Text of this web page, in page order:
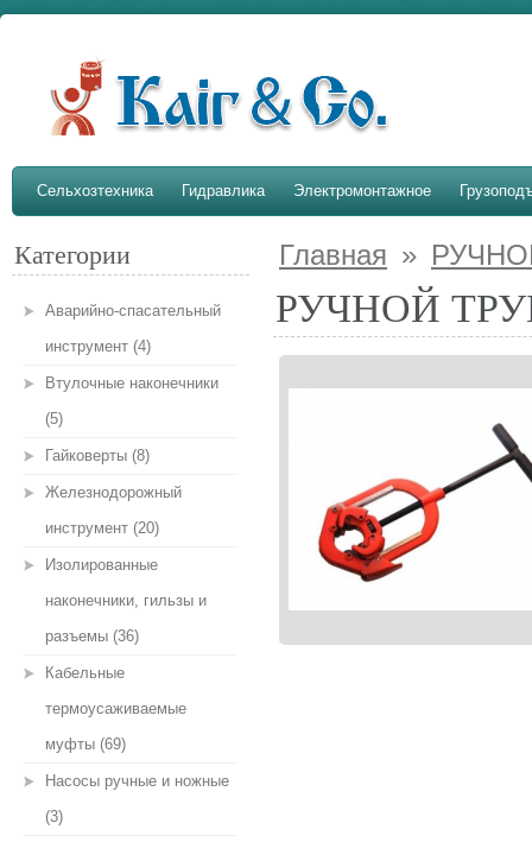
Сельхозтехника Гидравлика Электромонтажное
Категории
Аварийно-спасательный
инструмент (4)
Втулочные наконечники
(5)
Гайковерты (8)
Железнодорожный
инструмент (20)
Изолированные
наконечники, гильзы и
разъемы (36)
Кабельные
термоусаживаемые
муфты (69)
Насосы ручные и ножные
(3)
Главная »
РУЧНОЙ